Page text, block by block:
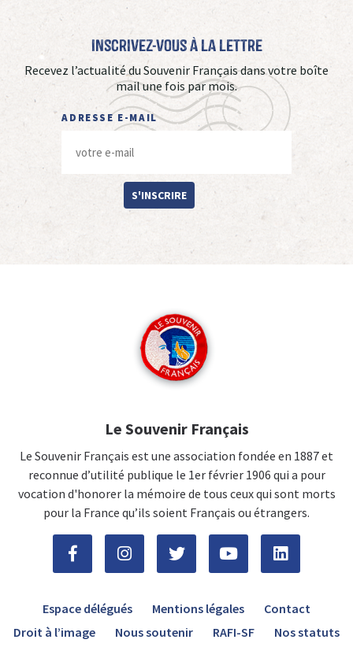
Inscrivez-vous à La Lettre
Recevez l’actualité du Souvenir Français dans votre boîte
mail une fois par mois.
ADRESSE E-MAIL
S'INSCRIRE
Le Souvenir Français
Le Souvenir Français est une association fondée en 1887 et
reconnue d’utilité publique le 1er février 1906 qui a pour
vocation d'honorer la mémoire de tous ceux qui sont morts
pour la France qu’ils soient Français ou étrangers.
Espace délégués Mentions légales
Contact
Droit à l’image
Nous soutenir RAFI-SF Nos statuts